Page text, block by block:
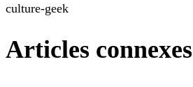
culture-geek
Articles connexes